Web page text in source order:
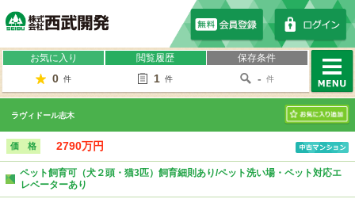
お気に入り
0 件
閲覧履歴
1 件
保存条件
- 件
MENU
ラヴィドール志木
お気に入り
価 格 2790万円
ペット飼育可（犬２頭・猫3匹）飼育細則あり/ペット洗い場・ペット対応エ
レベーターあり